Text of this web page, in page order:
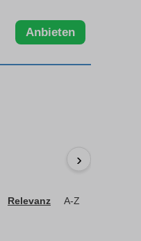
Anbieten
›
Relevanz A-Z